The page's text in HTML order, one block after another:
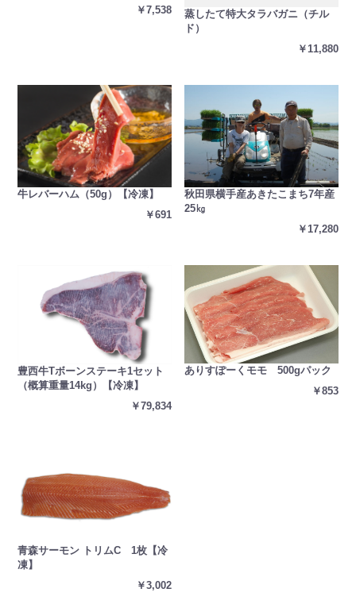
￥7,538
蒸したて特大タラバガニ（チル
ド）
￥11,880
牛レバーハム（50g）【冷凍】
￥691
秋田県横手産あきたこまち7年産
25㎏
￥17,280
豊西牛Tボーンステーキ1セット
（概算重量14kg）【冷凍】
￥79,834
ありすぽーくモモ 500gパック
￥853
青森サーモン トリムC 1枚【冷
凍】
￥3,002